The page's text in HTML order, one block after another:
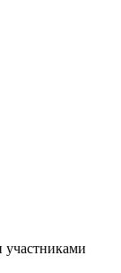
участниками